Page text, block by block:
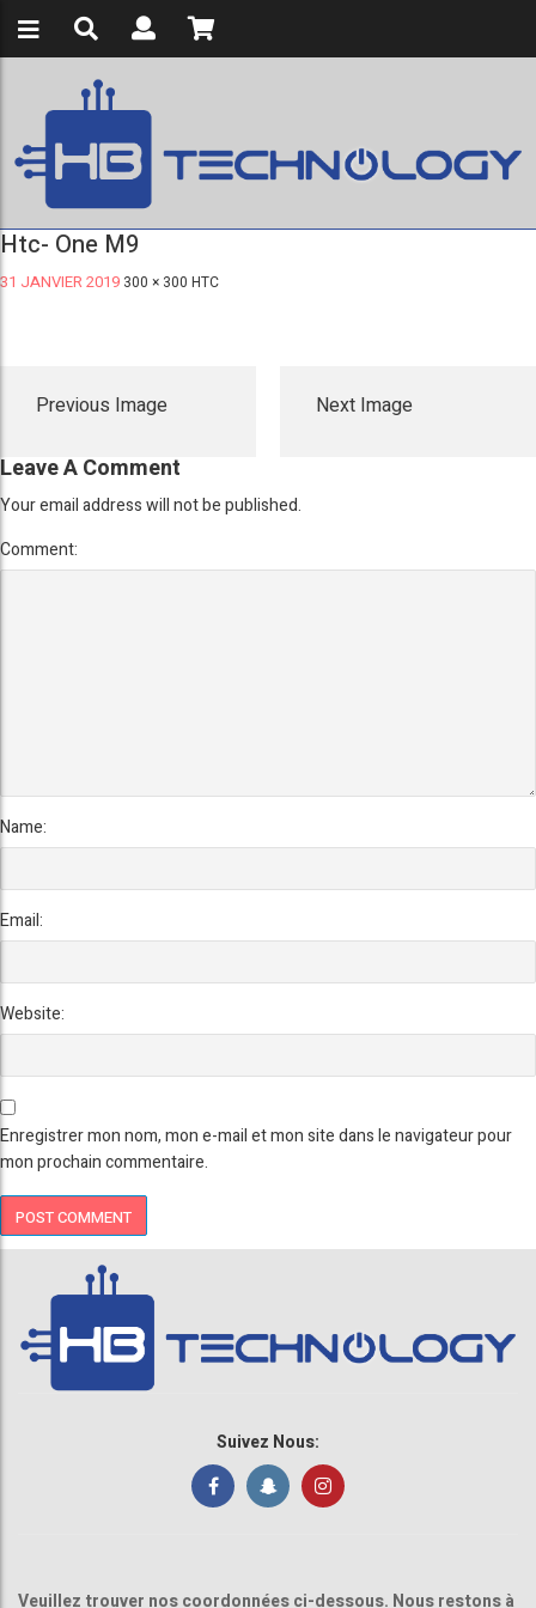
Htc- One M9
31 JANVIER 2019 300 × 300 HTC
Previous Image Next Image
Leave A Comment
Your email address will not be published.
Comment:
Name:
Email:
Website:
Enregistrer mon nom, mon e-mail et mon site dans le navigateur pour
mon prochain commentaire.
Suivez Nous:
Veuillez trouver nos coordonnées ci-dessous. Nous restons à